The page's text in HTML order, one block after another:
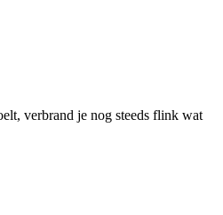
verbrand je nog steeds flink wat